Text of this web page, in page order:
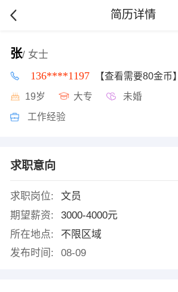
简历详情
张/ 女士
136****1197 【查看需要80金币】
19岁 大专 未婚
工作经验
求职意向
求职岗位:
文员
期望薪资:
3000-4000元
所在地点:
不限区域
发布时间:
08-09